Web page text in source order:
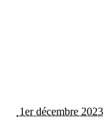
1er décembre 2023